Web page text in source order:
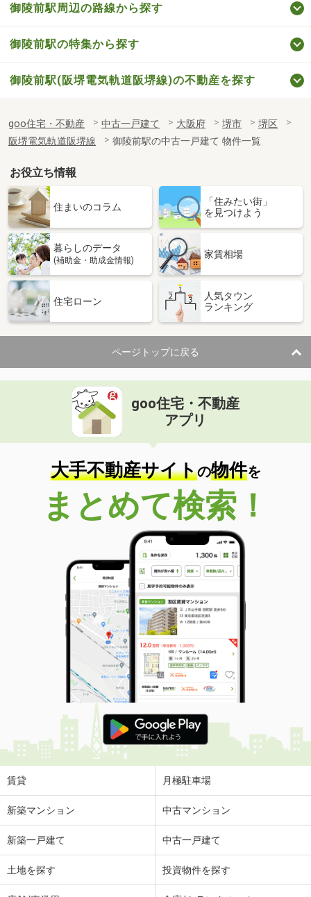
御陵前駅周辺の路線から探す
御陵前駅の特集から探す
御陵前駅(阪堺電気軌道阪堺線)の不動産を探す
goo住宅・不動産 中古一戸建て 大阪府 堺市
堺区
阪堺電気軌道阪堺線
御陵前駅の中古一戸建て 物件一覧
お役立ち情報
住まいのコラム
「住みたい街」
を見つけよう
暮らしのデータ
(補助金・助成金情報)
家賃相場
住宅ローン
人気タウン
ランキング
ページトップに戻る
goo住宅・不動産
アプリ
大手不動産サイトの物件を
まとめて検索！
賃貸 月極駐車場
新築マンション 中古マンション
新築一戸建て 中古一戸建て
土地を探す 投資物件を探す